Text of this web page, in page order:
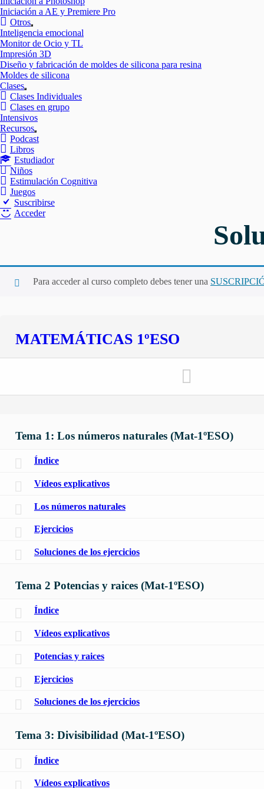
Iniciación a AE y Premiere Pro
Otros
Mostrar
el
submenú
Inteligencia emocional
Monitor de Ocio y TL
Impresión 3D
Diseño y fabricación de moldes de silicona para resina
Moldes de silicona
Clases
Mostrar
el
submenú
Clases Individuales
Clases en grupo
Intensivos
Recursos
Mostrar
el
Podcast
Libros
Estudiador
Niños
Estimulación Cognitiva
Juegos
Suscribirse
Acceder
Para acceder al curso completo debes tener una
MATEMÁTICAS 1ºESO
Tema 1: Los números naturales (Mat-1ºESO)
Índice
Vídeos explicativos
Los números naturales
Ejercicios
Soluciones de los ejercicios
Tema 2 Potencias y raices (Mat-1ºESO)
Índice
Vídeos explicativos
Potencias y raices
Ejercicios
Soluciones de los ejercicios
Tema 3: Divisibilidad (Mat-1ºESO)
Índice
Vídeos explicativos